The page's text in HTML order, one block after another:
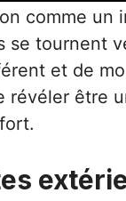
comme un
se tournent
et de
révéler être